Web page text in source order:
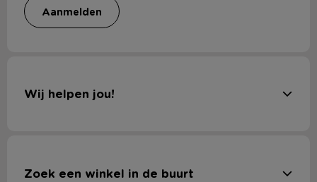
aanmelden
Wij helpen jou!
Zoek een winkel in de buurt